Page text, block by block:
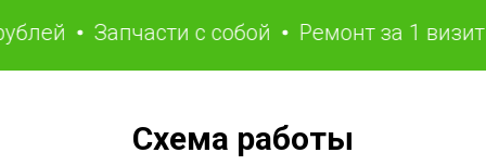
Запчасти с собой Ремонт за 1 визит
Схема работы